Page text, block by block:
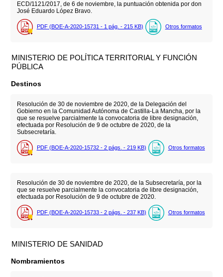
ECD/1121/2017, de 6 de noviembre, la puntuación obtenida por don
José Eduardo López Bravo.
PDF (BOE-A-2020-15731 - 1 pág. - 215 KB) Otros formatos
MINISTERIO DE POLÍTICA TERRITORIAL Y FUNCIÓN
PÚBLICA
Destinos
Resolución de 30 de noviembre de 2020, de la Delegación del
Gobierno en la Comunidad Autónoma de Castilla-La Mancha, por la
que se resuelve parcialmente la convocatoria de libre designación,
efectuada por Resolución de 9 de octubre de 2020, de la
Subsecretaría.
PDF (BOE-A-2020-15732 - 2 págs. - 219 KB) Otros formatos
Resolución de 30 de noviembre de 2020, de la Subsecretaría, por la
que se resuelve parcialmente la convocatoria de libre designación,
efectuada por Resolución de 9 de octubre de 2020.
PDF (BOE-A-2020-15733 - 2 págs. - 237 KB) Otros formatos
MINISTERIO DE SANIDAD
Nombramientos